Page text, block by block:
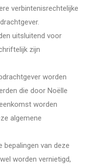
verbintenisrechtelijke
uitsluitend voor
zijn
worden
die door Noëlle
worden
algemene
bepalingen van deze
worden vernietigd,